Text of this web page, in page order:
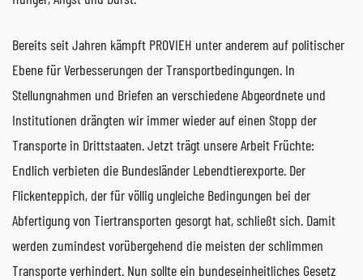
Bereits seit Jahren kämpft PROVIEH unter anderem auf politischer
Ebene für Verbesserungen der Transportbedingungen. In
Stellungnahmen und Briefen an verschiedene Abgeordnete und
Institutionen drängten wir immer wieder auf einen Stopp der
Transporte in Drittstaaten. Jetzt trägt unsere Arbeit Früchte:
Endlich verbieten die Bundesländer Lebendtierexporte. Der
Flickenteppich, der für völlig ungleiche Bedingungen bei der
Abfertigung von Tiertransporten gesorgt hat, schließt sich. Damit
werden zumindest vorübergehend die meisten der schlimmen
Transporte verhindert. Nun sollte ein bundeseinheitliches Gesetz